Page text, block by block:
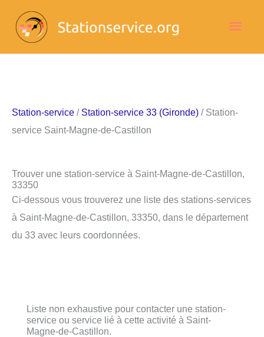
contenu
Station-service / Station-service 33 (Gironde) / Station-
service Saint-Magne-de-Castillon
Trouver une station-service à Saint-Magne-de-Castillon,
33350
Ci-dessous vous trouverez une liste des stations-services
à Saint-Magne-de-Castillon, 33350, dans le département
du 33 avec leurs coordonnées.
Liste non exhaustive pour contacter une station-
service ou service lié à cette activité à Saint-
Magne-de-Castillon.